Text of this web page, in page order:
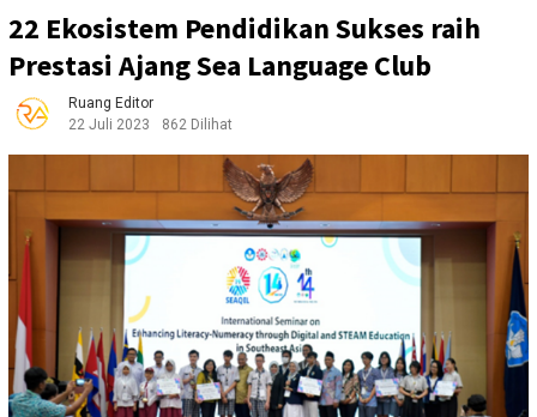
22 Ekosistem Pendidikan Sukses raih
Prestasi Ajang Sea Language Club
Ruang Editor
22 Juli 2023
862 Dilihat